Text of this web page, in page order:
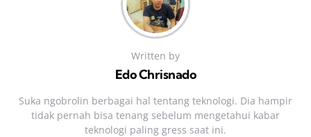
Written by
Edo Chrisnado
Suka ngobrolin berbagai hal tentang teknologi. Dia hampir
tidak pernah bisa tenang sebelum mengetahui kabar
teknologi paling gress saat ini.